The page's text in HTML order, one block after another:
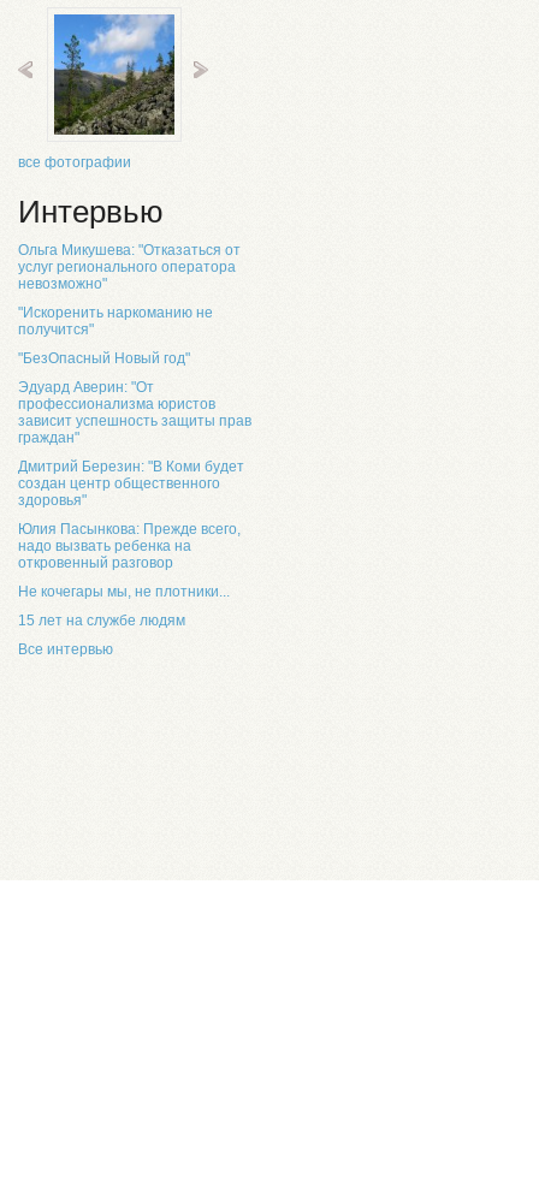
все фотографии
Интервью
Ольга Микушева: "Отказаться от
услуг регионального оператора
невозможно"
"Искоренить наркоманию не
получится"
"БезОпасный Новый год"
Эдуард Аверин: "От
профессионализма юристов
зависит успешность защиты прав
граждан"
Дмитрий Березин: "В Коми будет
создан центр общественного
здоровья"
Юлия Пасынкова: Прежде всего,
надо вызвать ребенка на
откровенный разговор
Не кочегары мы, не плотники...
15 лет на службе людям
Все интервью